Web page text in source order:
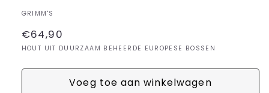
GRIMM'S
Normale
prijs
€64,90
HOUT UIT DUURZAAM BEHEERDE EUROPESE BOSSEN
Voeg toe aan winkelwagen